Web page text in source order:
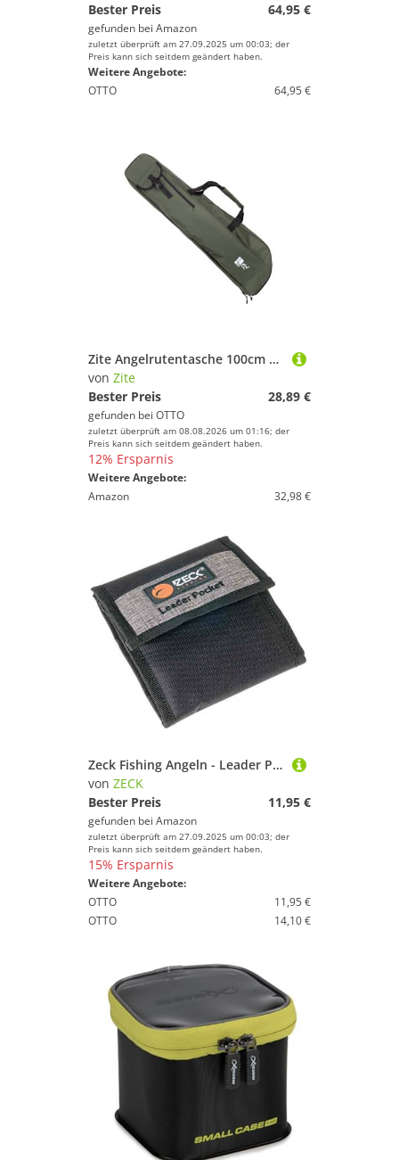
Bester Preis
64,95 €
gefunden bei Amazon
zuletzt überprüft am 27.09.2025 um 00:03; der
Preis kann sich seitdem geändert haben.
Weitere Angebote:
OTTO
64,95 €
Zite Angelrutentasche 100cm Futteral für Teleskopruten mit Schultergurten & Tragegriffen
von Zite
Bester Preis
28,89 €
gefunden bei OTTO
zuletzt überprüft am 08.08.2026 um 01:16; der
Preis kann sich seitdem geändert haben.
12% Ersparnis
Weitere Angebote:
Amazon
32,98 €
Zeck Fishing Angeln - Leader Pocket 13x15x2,5cm Angeltasche Vorfachtasche
von ZECK
Bester Preis
11,95 €
gefunden bei Amazon
zuletzt überprüft am 27.09.2025 um 00:03; der
Preis kann sich seitdem geändert haben.
15% Ersparnis
Weitere Angebote:
OTTO
11,95 €
OTTO
14,10 €